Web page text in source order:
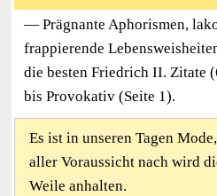
— Prägnante Aphorismen,
frappierende
die besten Friedrich II.
bis Provokativ (Seite 1).
Es ist in unseren Tagen
aller Voraussicht nach wird
Weile anhalten.